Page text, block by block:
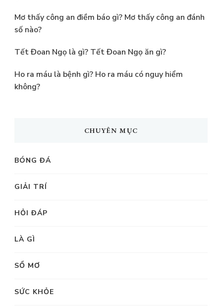
Mơ thấy công an điềm báo gì? Mơ thấy công an đánh
số nào?
Tết Đoan Ngọ là gì? Tết Đoan Ngọ ăn gì?
Ho ra máu là bệnh gì? Ho ra máu có nguy hiểm
không?
CHUYÊN MỤC
BÓNG ĐÁ
GIẢI TRÍ
HỎI ĐÁP
LÀ GÌ
SỔ MƠ
SỨC KHỎE